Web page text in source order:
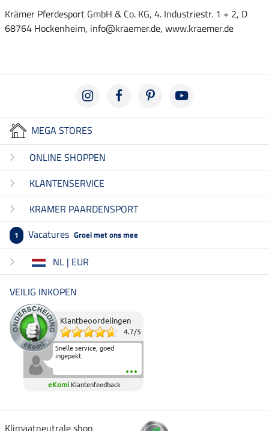
Krämer Pferdesport GmbH & Co. KG, 4. Industriestr. 1 + 2, D
68764 Hockenheim, info@kraemer.de, www.kraemer.de
MEGA STORES
ONLINE SHOPPEN
KLANTENSERVICE
KRAMER PAARDENSPORT
1 Vacatures Groei met ons mee
NL | EUR
VEILIG INKOPEN
Klantbeoordelingen
4.7/5
Snelle service, goed
ingepakt.
eKomi Klantenfeedback
Klimaatneutrale shop